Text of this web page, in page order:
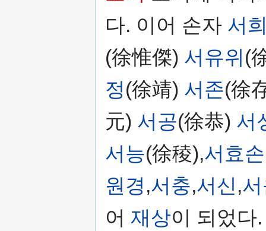
다. 이어 손자 서
(徐惟傑) 서유위 (
정(徐靖) 서존(徐
元) 서공(徐恭) 서
서능(徐稜),서효손
원경 ,서충,서신 ,
어 재상이 되었다.